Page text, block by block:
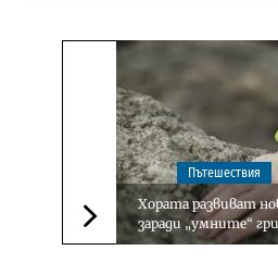
Следваща новина
Пътешествия
Хората развиват
заради „умните“